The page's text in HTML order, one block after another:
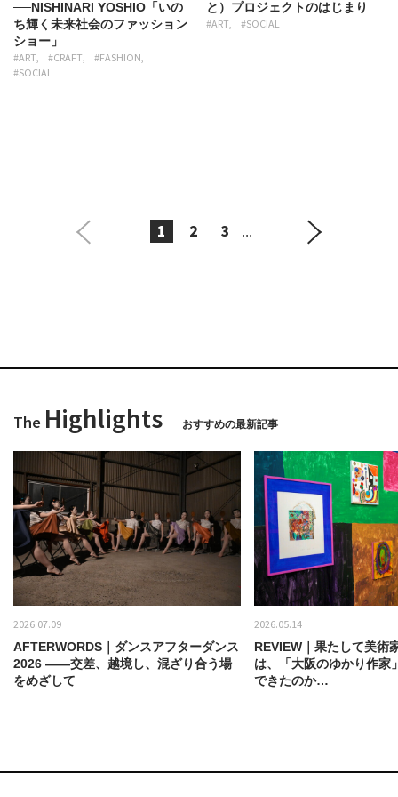
──NISHINARI YOSHIO「いの
ち輝く未来社会のファッション
ショー」
#ART #CRAFT
#FASHION
#SOCIAL
と）プロジェクトのはじまり
#ART #SOCIAL
1 2 3 ...
The Highlights おすすめの最新記事
2026.07.09
AFTERWORDS｜ダンスアフターダンス
2026 ——交差、越境し、混ざり合う場
をめざして
2026.05.14
REVIEW｜果たして美術
は、「大阪のゆかり作家
できたのか…